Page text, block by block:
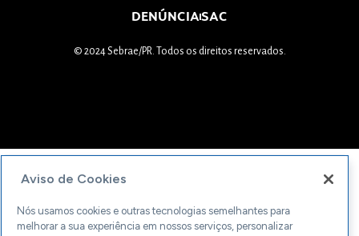
DENÚNCIASAC
© 2024 Sebrae/PR. Todos os direitos reservados.
Aviso de Cookies
Nós usamos cookies e outras tecnologias semelhantes para
melhorar a sua experiência em nossos serviços, personalizar